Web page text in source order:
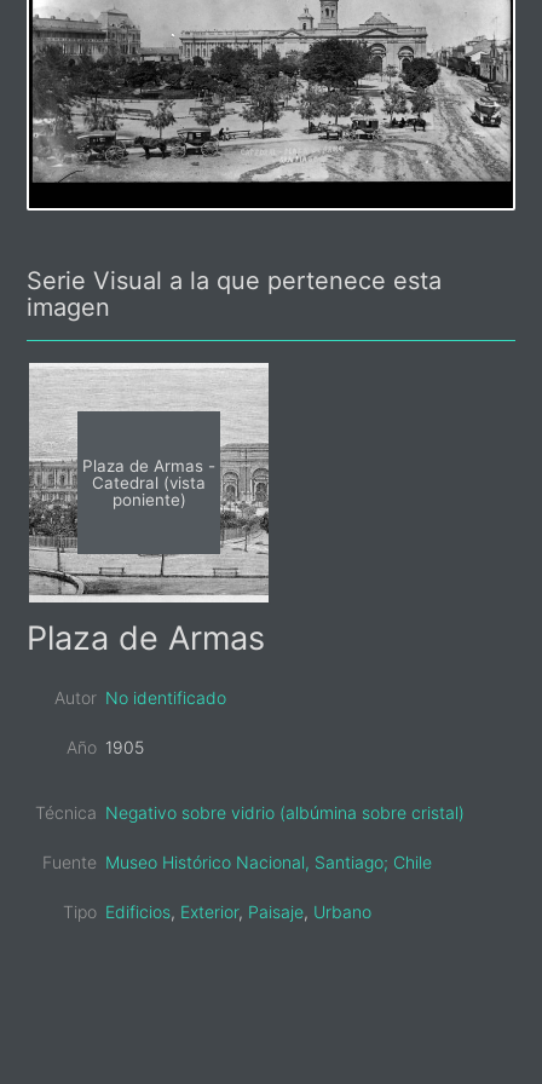
Serie Visual a la que pertenece esta
imagen
Plaza de Armas -
Catedral (vista
poniente)
Primary
Plaza de Armas
Autor No identificado
Año 1905
Técnica Negativo sobre vidrio (albúmina sobre cristal)
Fuente Museo Histórico Nacional, Santiago; Chile
Tipo Edificios, Exterior, Paisaje, Urbano